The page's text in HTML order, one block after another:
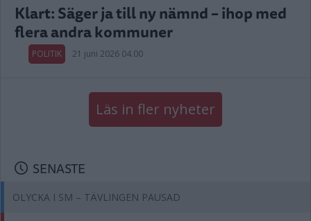
Klart: Säger ja till ny nämnd – ihop med
flera andra kommuner
POLITIK 21 juni 2026 04.00
Läs in fler nyheter
SENASTE
OLYCKA I SM – TÄVLINGEN PAUSAD